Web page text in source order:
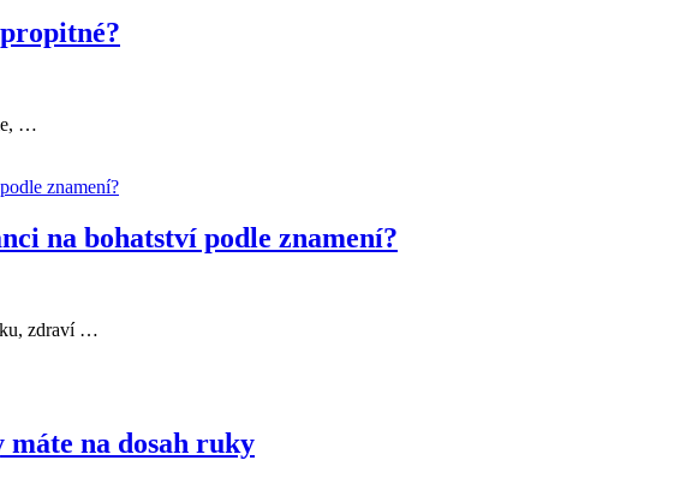
…
na bohatství podle znamení?
zdraví …
na dosah ruky